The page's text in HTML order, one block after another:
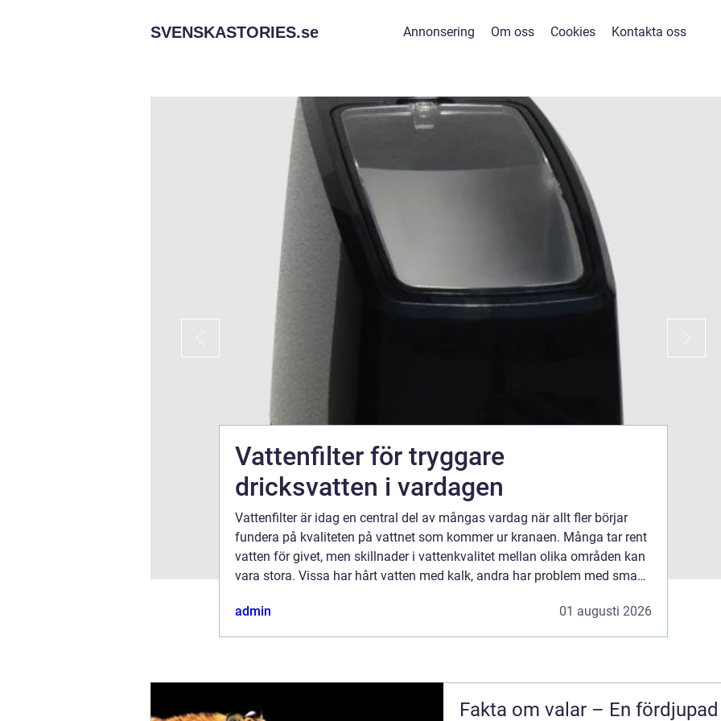
SVENSKASTORIES.se Annonsering Om oss Cookies Kontakta oss
Vattenfilter för tryggare
dricksvatten i vardagen
Vattenfilter är idag en central del av mångas vardag när allt fler börjar
fundera på kvaliteten på vattnet som kommer ur kranaen. Många tar rent
vatten för givet, men skillnader i vattenkvalitet mellan olika områden kan
vara stora. Vissa har hårt vatten med kalk, andra har problem med smak,
admin
01 augusti 2026
Fakta om valar – En fördjupad